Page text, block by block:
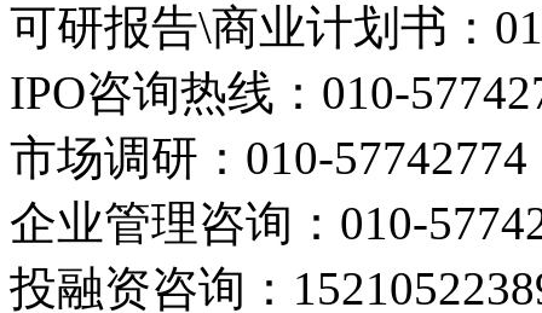
可研报告\商业计划书：
IPO咨询热线： 010-
市场调研： 010-57742774
企业管理咨询： 010-
投融资咨询：